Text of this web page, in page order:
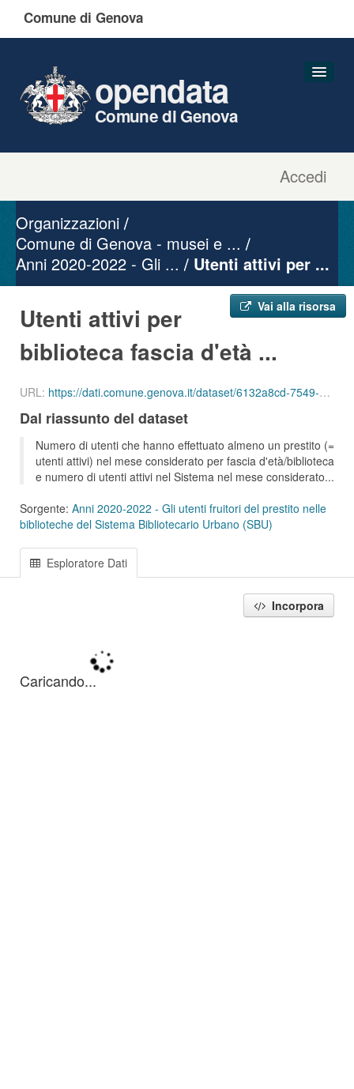
Comune di Genova
Accedi
opendata
Comune di Genova
Gruppi
Informazioni
Organizzazioni
Comune di Genova - musei e ...
Anni 2020-2022 - Gli ...
Utenti attivi per ...
Vai alla risorsa
Utenti attivi per
biblioteca fascia d'età ...
URL: https://dati.comune.genova.it/dataset/6132a8cd-7549-4c9d-8613-d075f5f547d2/resource/01d69d13-225f-437c-9daf-a29e53cd9025/download/ute_attivi_fet_35_54_bib_sbu_01_202108.csv
Dal riassunto del dataset
Numero di utenti che hanno effettuato almeno un prestito (=
utenti attivi) nel mese considerato per fascia d'età/biblioteca
e numero di utenti attivi nel Sistema nel mese considerato...
Sorgente: Anni 2020-2022 - Gli utenti fruitori del prestito nelle
biblioteche del Sistema Bibliotecario Urbano (SBU)
Esploratore Dati
Incorpora